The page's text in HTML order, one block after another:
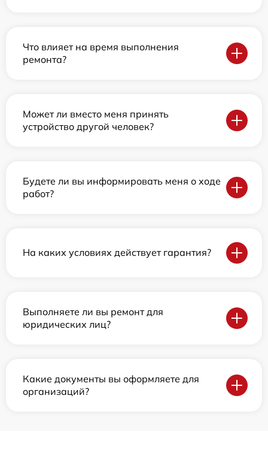
Что влияет на время выполнения
ремонта?
Может ли вместо меня принять
устройство другой человек?
Будете ли вы информировать меня о ходе
работ?
На каких условиях действует гарантия?
Выполняете ли вы ремонт для
юридических лиц?
Какие документы вы оформляете для
организаций?